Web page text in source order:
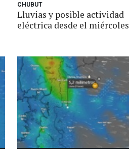
CHUBUT
Lluvias y posible actividad
eléctrica desde el miércoles